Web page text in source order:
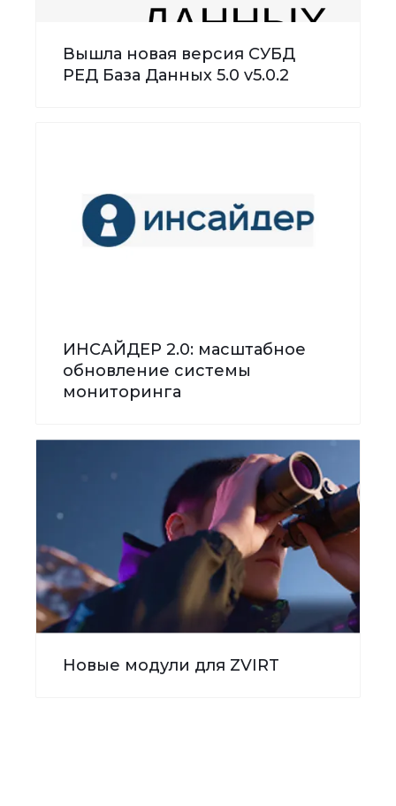
Вышла новая версия СУБД
РЕД База Данных 5.0 v5.0.2
ИНСАЙДЕР 2.0: масштабное
обновление системы
мониторинга
Новые модули для ZVIRT